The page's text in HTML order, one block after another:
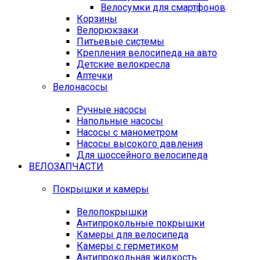
Велосумки для смартфонов
Корзины
Велорюкзаки
Питьевые системы
Крепления велосипеда на авто
Детские велокресла
Аптечки
Велонасосы
Ручные насосы
Напольные насосы
Насосы с манометром
Насосы высокого давления
Для шоссейного велосипеда
ВЕЛОЗАПЧАСТИ
Покрышки и камеры
Велопокрышки
Антипрокольные покрышки
Камеры для велосипеда
Камеры с герметиком
Антипрокольная жидкость